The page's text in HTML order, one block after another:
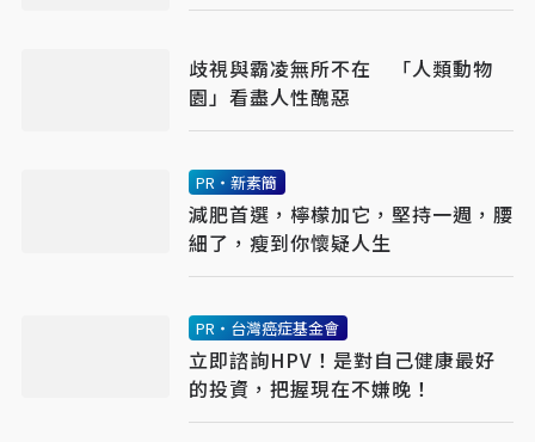
歧視與霸凌無所不在 「人類動物
園」看盡人性醜惡
PR・新素簡
減肥首選，檸檬加它，堅持一週，腰
細了，瘦到你懷疑人生
PR・台灣癌症基金會
立即諮詢HPV！是對自己健康最好
的投資，把握現在不嫌晚！